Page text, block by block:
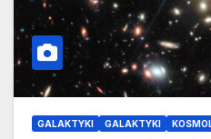
GALAKTYKI GALAKTYKI